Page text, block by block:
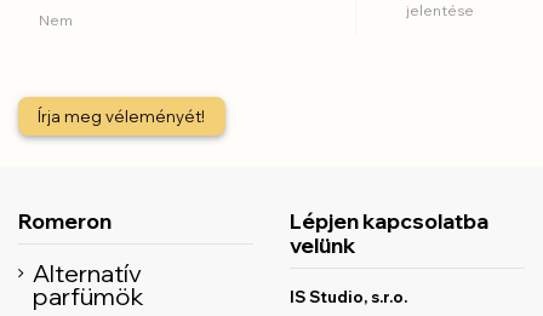
Nem
jelentése
Írja meg véleményét!
Romeron
Alternatív
parfümök
Lépjen kapcsolatba
velünk
IS Studio, s.r.o.